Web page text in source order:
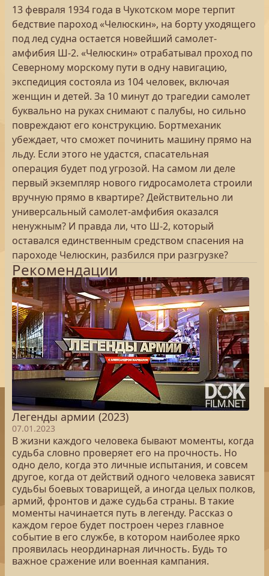
13 февраля 1934 года в Чукотском море терпит
бедствие пароход «Челюскин», на борту уходящего
под лед судна остается новейший самолет-
амфибия Ш-2. «Челюскин» отрабатывал проход по
Северному морскому пути в одну навигацию,
экспедиция состояла из 104 человек, включая
женщин и детей. За 10 минут до трагедии самолет
буквально на руках снимают с палубы, но сильно
повреждают его конструкцию. Бортмеханик
убеждает, что сможет починить машину прямо на
льду. Если этого не удастся, спасательная
операция будет под угрозой. На самом ли деле
первый экземпляр нового гидросамолета строили
вручную прямо в квартире? Действительно ли
универсальный самолет-амфибия оказался
ненужным? И правда ли, что Ш-2, который
оставался единственным средством спасения на
пароходе Челюскин, разбился при разгрузке?
Рекомендации
Легенды армии (2023)
07.01.2023
В жизни каждого человека бывают моменты, когда
судьба словно проверяет его на прочность. Но
одно дело, когда это личные испытания, и совсем
другое, когда от действий одного человека зависят
судьбы боевых товарищей, а иногда целых полков,
армий, фронтов и даже судьба страны. В такие
моменты начинается путь в легенду. Рассказ о
каждом герое будет построен через главное
событие в его службе, в котором наиболее ярко
проявилась неординарная личность. Будь то
важное сражение или военная кампания.